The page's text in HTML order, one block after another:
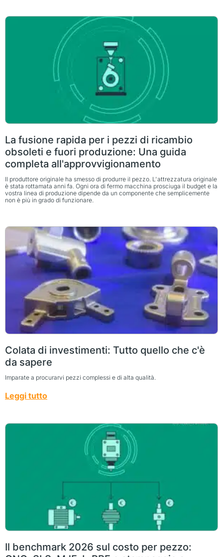
La fusione rapida per i pezzi di ricambio
obsoleti e fuori produzione: Una guida
completa all'approvvigionamento
Il produttore originale ha smesso di produrre il pezzo. L'attrezzatura originale
è stata rottamata anni fa. Ogni ora di fermo macchina prosciuga il budget e la
vostra linea di produzione dipende da un componente che semplicemente
non è più in grado di funzionare.
Colata di investimenti: Tutto quello che c'è
da sapere
Imparate a procurarvi pezzi complessi e di alta qualità.
Leggi tutto
Il benchmark 2026 sul costo per pezzo: